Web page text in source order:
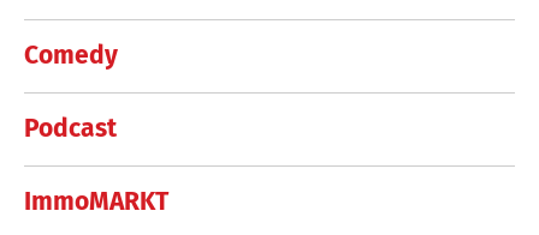
Comedy
Podcast
ImmoMARKT